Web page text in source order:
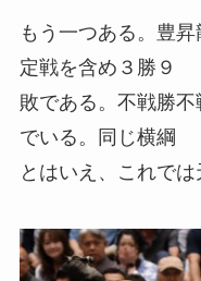
もう一つある。豊
定戦を含め３勝９
敗である。不戦勝
でいる。同じ横綱
とはいえ、これでは